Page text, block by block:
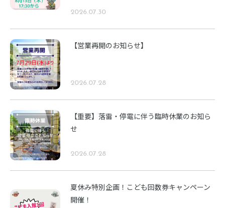
2026.07.30
【営業再開のお知らせ】
2026.07.28
【重要】落雷・停電に伴う臨時休業のお知ら
せ
2026.07.28
夏休み特別企画！こども回数券キャンペーン
開催！